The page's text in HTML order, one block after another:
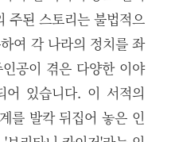
주된 스토리는 불법적으
여 각 나라의 정치를 좌
공이 겪은 다양한 이야
어 있습니다. 이 서적의
를 발칵 뒤집어 놓은 인